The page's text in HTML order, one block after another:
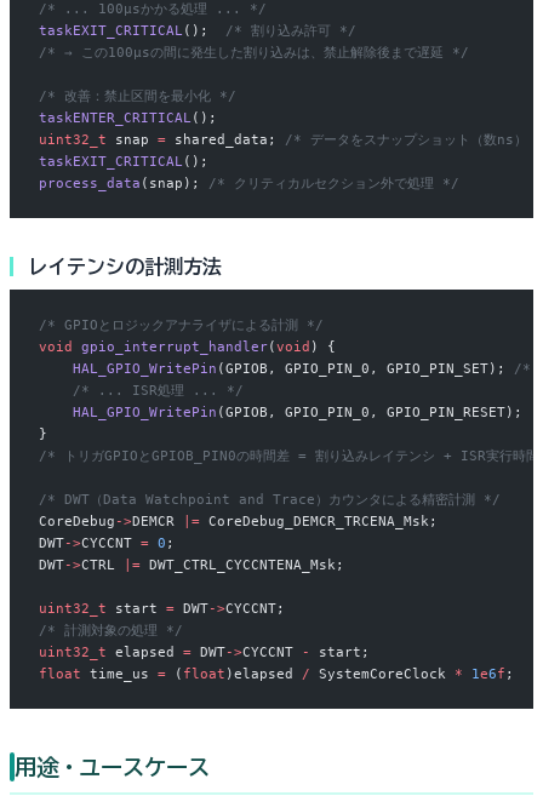
/* ... 100μsかかる処理 ... */
taskEXIT_CRITICAL ();
  /* 割り込み許可 */
/* → この100μsの間に発生した割り込みは、禁止解除後まで遅延 */
/* 改善：禁止区間を最小化 */
taskENTER_CRITICAL ();
uint32_t snap = shared_data;
/* データをスナップショット（数ns）
taskEXIT_CRITICAL ();
process_data (snap); /* クリティカルセクション外で処理 */
レイテンシの計測方法
/* GPIOとロジックアナライザによる計測 */
void
gpio_interrupt_handler(void ) {
    HAL_GPIO_WritePin
(GPIOB, GPIO_PIN_0, GPIO_PIN_SET);
/*
    /* ... ISR処理 ... */
    HAL_GPIO_WritePin
(GPIOB, GPIO_PIN_0, GPIO_PIN_RESET);
}
/* トリガGPIOとGPIOB_PIN0の時間差 = 割り込みレイテンシ + ISR実行時
/* DWT（Data Watchpoint and Trace）カウンタによる精密計測 */
CoreDebug ->DEMCR |= CoreDebug_DEMCR_TRCENA_Msk;
DWT->CYCCNT = 0 ;
DWT->CTRL |= DWT_CTRL_CYCCNTENA_Msk;
uint32_t start = DWT->CYCCNT;
/* 計測対象の処理 */
uint32_t elapsed = DWT->CYCCNT -
start;
float time_us = ( float )elapsed / SystemCoreClock * 1e6f ;
用途・ユースケース